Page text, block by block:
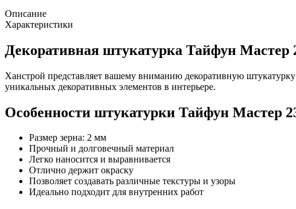
Описание
Характеристики
Декоративная штукатурка Тайфун Мастер
Ханстрой представляет вашему вниманию декоративную
уникальных декоративных элементов в интерьере.
Особенности штукатурки Тайфун Мастер
Размер зерна: 2 мм
Прочный и долговечный материал
Легко наносится и выравнивается
Отлично держит окраску
Позволяет создавать различные текстуры и узоры
Идеально подходит для внутренних работ